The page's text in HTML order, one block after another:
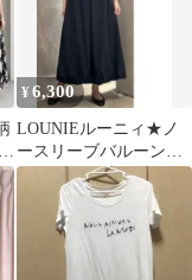
¥6,300
LOUNIEルーニィ★ノ
ースリーブバルーンワ
ンピース